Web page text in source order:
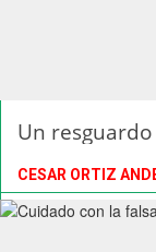
Un
CESAR ORTIZ